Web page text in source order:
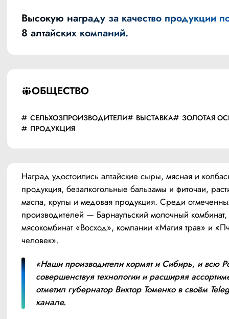
ОБЩЕСТВО
СЕЛЬХОЗПРОИЗВОДИТЕЛИ ВЫСТАВКА
ЗОЛОТАЯ
ПРОДУКЦИЯ
Высокую награду за качество продукции
8 алтайских компаний.
Наград удостоились алтайские сыры, мясная и
продукция, безалкогольные бальзамы и фиточаи,
масла, крупы и медовая продукция. Среди
производителей — Барнаульский молочный
мясокомбинат «Восход», компании «Магия трав» и
человек».
«Наши производители кормят и Сибирь, и всю
совершенствуя технологии и расширяя
отметил губернатор Виктор Томенко в своём
канале.